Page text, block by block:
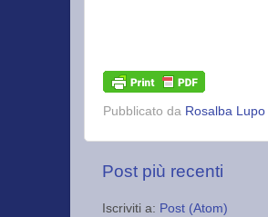
Pubblicato da Rosalba Lupo
Post più recenti
Iscriviti a: Post (Atom)